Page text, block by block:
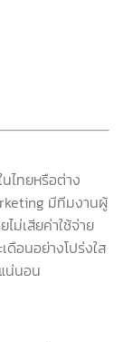
ไทยหรือต่าง
มีทีมงานผู้
ม่เสียค่าใช้จ่าย
ดือนอย่างโปร่งใส
แน่นอน